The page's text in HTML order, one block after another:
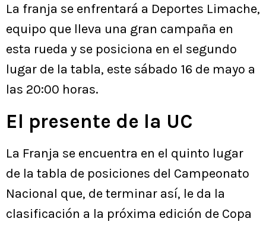
La franja se enfrentará a Deportes Limache,
equipo que lleva una gran campaña en
esta rueda y se posiciona en el segundo
lugar de la tabla, este sábado 16 de mayo a
las 20:00 horas.
El presente de la UC
La Franja se encuentra en el quinto lugar
de la tabla de posiciones del Campeonato
Nacional que, de terminar así, le da la
clasificación a la próxima edición de Copa